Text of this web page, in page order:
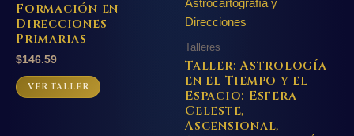
Formación en
Direcciones
Primarias
$146.59
VER TALLER
Talleres
Taller: Astrología
en el Tiempo y el
Espacio: Esfera
Celeste,
Ascensional,